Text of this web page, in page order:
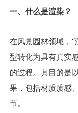
一、什么是渲染？
在风景园林领域，“
型转化为具有真实
的过程。其目的是
果，包括材质质感
节。